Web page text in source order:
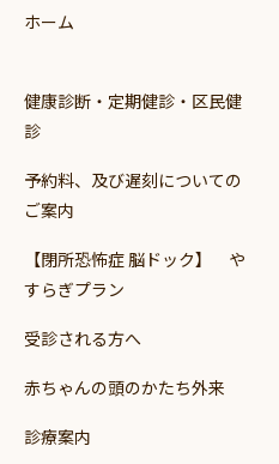
ホーム
健康診断・定期健診・区民健
診
予約料、及び遅刻についての
ご案内
【閉所恐怖症 脳ドック】 や
すらぎプラン
受診される方へ
赤ちゃんの頭のかたち外来
診療案内